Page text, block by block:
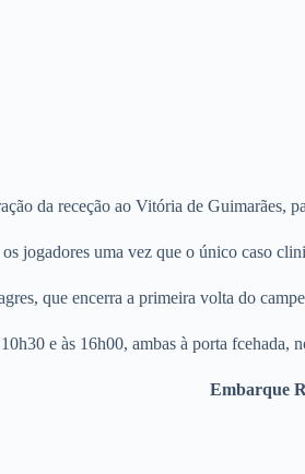
da receção ao Vitória de
jogadores uma vez que o único caso
que encerra a primeira volta do
e às 16h00, ambas à porta
Embarque